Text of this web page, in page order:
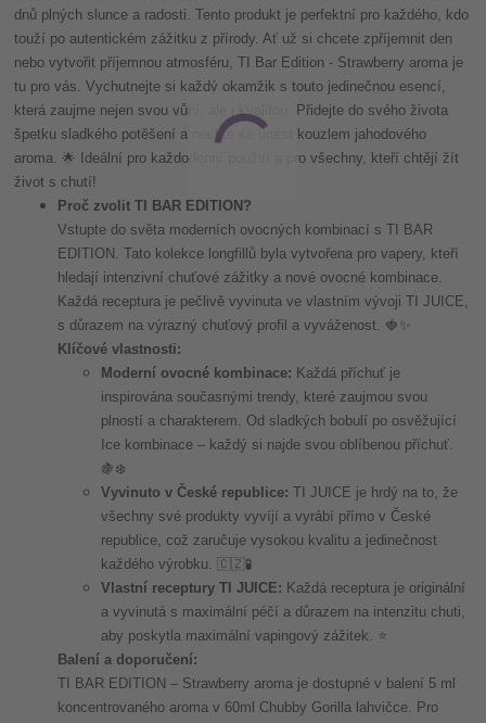
dnů plných slunce a radosti. Tento produkt je perfektní pro každého, kdo
touží po autentickém zážitku z přírody. Ať už si chcete zpříjemnit den
nebo vytvořit příjemnou atmosféru, TI Bar Edition - Strawberry aroma je
tu pro vás. Vychutnejte si každý okamžik s touto jedinečnou esencí,
která zaujme nejen svou vůní, ale i kvalitou. Přidejte do svého života
špetku sladkého potěšení a nechte se unést kouzlem jahodového
aroma. 🌟 Ideální pro každodenní použití a pro všechny, kteří chtějí žít
život s chutí!
Proč zvolit TI BAR EDITION?
Vstupte do světa moderních ovocných kombinací s TI BAR
EDITION. Tato kolekce longfillů byla vytvořena pro vapery, kteří
hledají intenzivní chuťové zážitky a nové ovocné kombinace.
Každá receptura je pečlivě vyvinuta ve vlastním vývoji TI JUICE,
s důrazem na výrazný chuťový profil a vyváženost. 🍓✨
Klíčové vlastnosti:
Moderní ovocné kombinace: Každá příchuť je
inspirována současnými trendy, které zaujmou svou
plností a charakterem. Od sladkých bobulí po osvěžující
Ice kombinace – každý si najde svou oblíbenou příchuť.
🍇❄️
Vyvinuto v České republice: TI JUICE je hrdý na to, že
všechny své produkty vyvíjí a vyrábí přímo v České
republice, což zaručuje vysokou kvalitu a jedinečnost
každého výrobku. 🇨🇿🧪
Vlastní receptury TI JUICE: Každá receptura je originální
a vyvinutá s maximální péčí a důrazem na intenzitu chuti,
aby poskytla maximální vapingový zážitek. ⭐
Balení a doporučení:
TI BAR EDITION – Strawberry aroma je dostupné v balení 5 ml
koncentrovaného aroma v 60ml Chubby Gorilla lahvičce. Pro